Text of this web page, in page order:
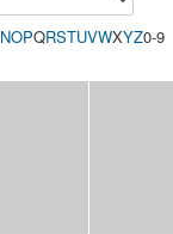
NOPQRSTUVWXYZ0-9